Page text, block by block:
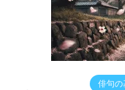
俳句の